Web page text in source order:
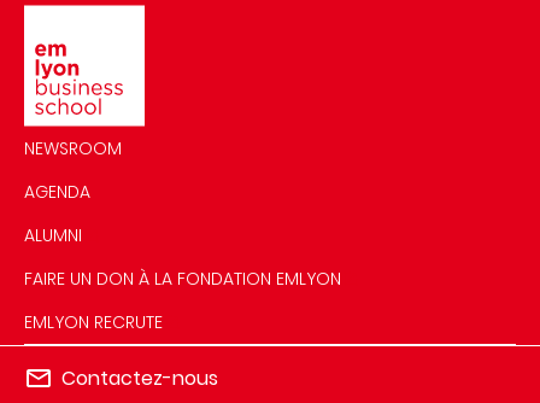
NEWSROOM
AGENDA
ALUMNI
FAIRE UN DON À LA FONDATION EMLYON
EMLYON RECRUTE
Contactez-nous